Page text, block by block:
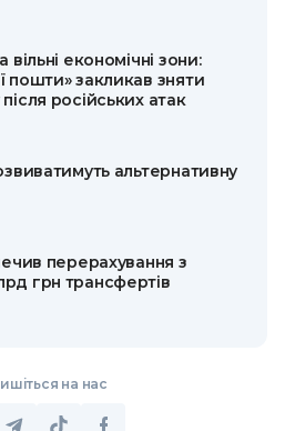
вільні економічні зони:
пошти» закликав зняти
російських атак
альтернативну
перерахування з
грн трансфертів
на нас